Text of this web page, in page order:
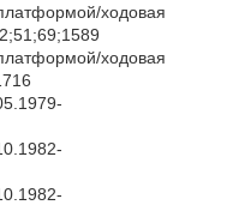
ходовая
ходовая